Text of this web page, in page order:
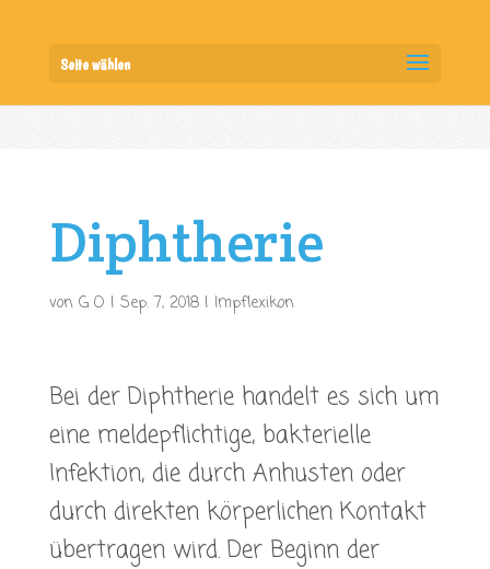
Seite wählen
Diphtherie
von G O | Sep. 7, 2018| Impflexikon
Bei der Diphtherie handelt es sich um
eine meldepflichtige, bakterielle
Infektion, die durch Anhusten oder
durch direkten körperlichen Kontakt
übertragen wird. Der Beginn der